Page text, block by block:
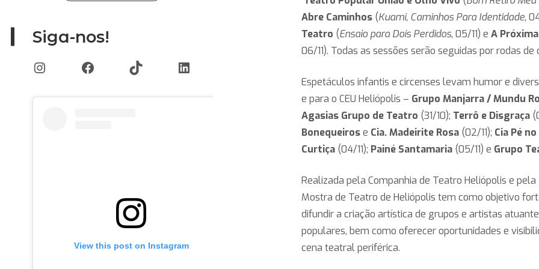
Siga-nos!
InstagramFacebookTikTok LinkedIn
View this post on Instagram
Abre Caminhos (Kuami, Caminhos Para Identidade,
Teatro (Ensaio para Dois Perdidos, 05/11) eA
06/11). Todas as sessões serão seguidas por rodas
Espetáculos infantis e circenses levam humor e
e para o CEU Heliópolis – Grupo Manjarra / Mundu
Agasias Grupo de Teatro (31/10); Terrô e Disgraça
Bonequeirose Cia. Madeirite Rosa (02/11); Cia Pé
Curtiça (04/11); Painé Santamaria (05/11) e Grupo
Realizada pela Companhia de Teatro Heliópolis e pela
Mostra de Teatro de Heliópolis tem como objetivo
difundir a criação artística de grupos e artistas
populares, bem como oferecer oportunidades e
cena teatral periférica.